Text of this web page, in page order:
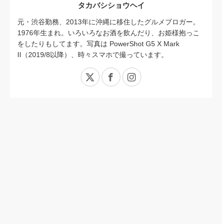
タカバシショウヘイ
元・渋谷勤務、2013年に沖縄に移住したグルメブロガー。
1976年生まれ。いろいろなお酒を飲んだり、お姫様抱っこ
をしたりもしてます。写真は PowerShot G5 X Mark
II（2019/8以降）、時々スマホで撮っています。
X FacebookInstagram